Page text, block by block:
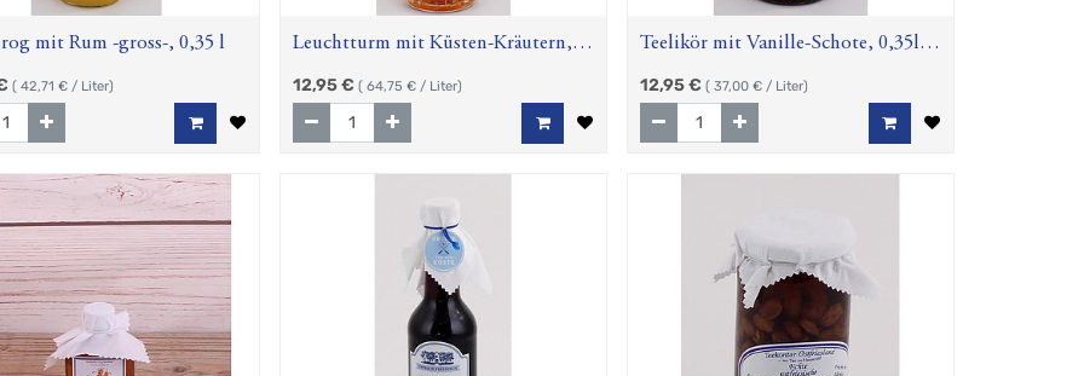
mit Rum -gross-, 0,35 l
( 42,71 € / Liter)
Leuchtturm mit Küsten-Kräutern,
0,20 l
12,95€ (64,75 € / Liter)
Teelikör mit Vanille-Schote, 0,35l,
25% Vol.
12,95€ (37,00 € / Liter)